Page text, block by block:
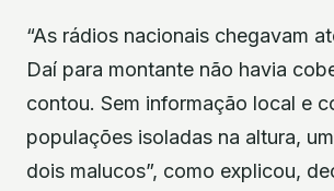
“As rádios nacionais chegavam
Daí para montante não havia
contou. Sem informação local e
populações isoladas na altura,
dois malucos”, como explicou,